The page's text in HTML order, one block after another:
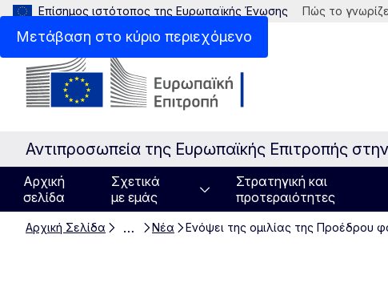
Μετάβαση στο κύριο περιεχόμενο
Επίσημος ιστότοπος της Ευρωπαϊκής Ένωσης Πώς το
Αντιπροσωπεία της Ευρωπαϊκής Επιτροπής
Αρχική
σελίδα
Σχετικά
με εμάς
Στρατηγική και
προτεραιότητες
Αρχική Σελίδα … Νέα Ενόψει της ομιλίας της Προέδρου